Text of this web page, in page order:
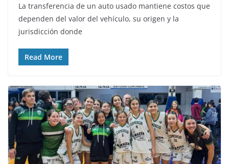
La transferencia de un auto usado mantiene costos que
dependen del valor del vehículo, su origen y la
jurisdicción donde
Read More